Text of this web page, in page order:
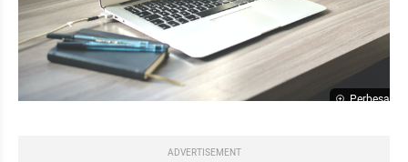
Perbesar
ADVERTISEMENT